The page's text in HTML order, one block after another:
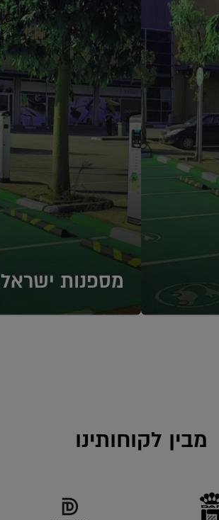
מספנות ישראל
מבין לקוחותינו